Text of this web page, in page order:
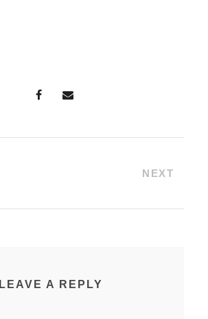
NEXT
LEAVE A REPLY